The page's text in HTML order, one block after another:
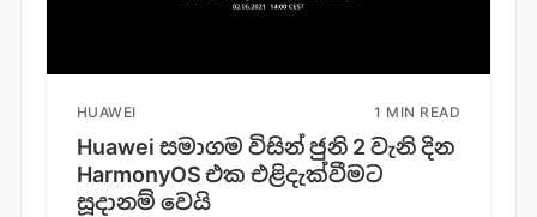
HUAWEI 1 MIN READ
Huawei සමාගම විසින් ජුනි 2 වැනි දින
HarmonyOS එක එළිදැක්වීමට
සූදානම් වෙයි